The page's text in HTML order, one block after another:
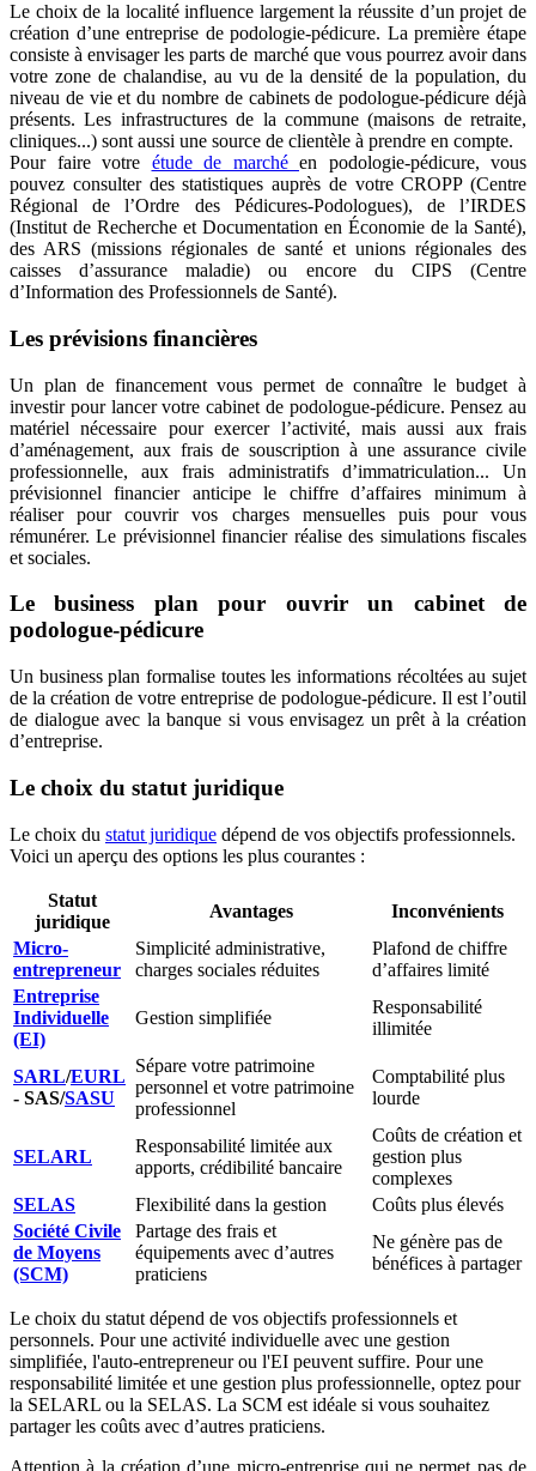
Le choix de la localité influence largement la réussite d’un projet de
création d’une entreprise de podologie-pédicure. La première étape
consiste à envisager les parts de marché que vous pourrez avoir dans
votre zone de chalandise, au vu de la densité de la population, du
niveau de vie et du nombre de cabinets de podologue-pédicure déjà
présents. Les infrastructures de la commune (maisons de retraite,
cliniques...) sont aussi une source de clientèle à prendre en compte.
Pour faire votre étude de marché en podologie-pédicure, vous
pouvez consulter des statistiques auprès de votre CROPP (Centre
Régional de l’Ordre des Pédicures-Podologues), de l’IRDES
(Institut de Recherche et Documentation en Économie de la Santé),
des ARS (missions régionales de santé et unions régionales des
caisses d’assurance maladie) ou encore du CIPS (Centre
d’Information des Professionnels de Santé).
Les prévisions financières
Un plan de financement vous permet de connaître le budget à
investir pour lancer votre cabinet de podologue-pédicure. Pensez au
matériel nécessaire pour exercer l’activité, mais aussi aux frais
d’aménagement, aux frais de souscription à une assurance civile
professionnelle, aux frais administratifs d’immatriculation... Un
prévisionnel financier anticipe le chiffre d’affaires minimum à
réaliser pour couvrir vos charges mensuelles puis pour vous
rémunérer. Le prévisionnel financier réalise des simulations fiscales
et sociales.
Le business plan pour ouvrir un cabinet de
podologue-pédicure
Un business plan formalise toutes les informations récoltées au sujet
de la création de votre entreprise de podologue-pédicure. Il est l’outil
de dialogue avec la banque si vous envisagez un prêt à la création
d’entreprise.
Le choix du statut juridique
Le choix du statut juridique dépend de vos objectifs professionnels.
Voici un aperçu des options les plus courantes :
Statut
juridique
Avantages
Inconvénients
Micro-
entrepreneur
Simplicité administrative,
charges sociales réduites
Plafond de chiffre
d’affaires limité
Entreprise
Individuelle
(EI)
Gestion simplifiée
Responsabilité
illimitée
SARL/EURL
- SAS/SASU
Sépare votre patrimoine
personnel et votre patrimoine
professionnel
Comptabilité plus
lourde
SELARL
Responsabilité limitée aux
apports, crédibilité bancaire
Coûts de création et
gestion plus
complexes
SELAS
Flexibilité dans la gestion
Coûts plus élevés
Société Civile
de Moyens
(SCM)
Partage des frais et
équipements avec d’autres
praticiens
Ne génère pas de
bénéfices à partager
Le choix du statut dépend de vos objectifs professionnels et
personnels. Pour une activité individuelle avec une gestion
simplifiée, l'auto-entrepreneur ou l'EI peuvent suffire. Pour une
responsabilité limitée et une gestion plus professionnelle, optez pour
la SELARL ou la SELAS. La SCM est idéale si vous souhaitez
partager les coûts avec d’autres praticiens.
Attention à la création d’une micro-entreprise qui ne permet pas de